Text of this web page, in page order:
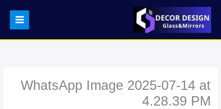
المحتوى
WhatsApp Image 2025-07-14 at
4.28.39 PM